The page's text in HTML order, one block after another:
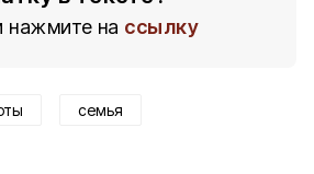
нажмите на ссылку
семья